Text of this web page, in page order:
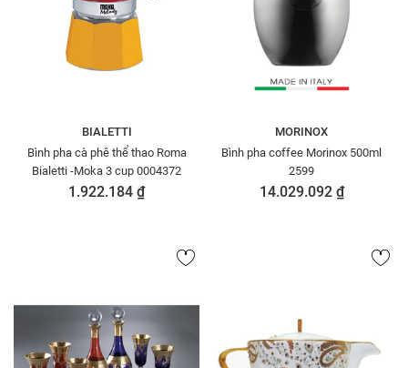
BIALETTI
Bình pha cà phê thể thao Roma
Bialetti -Moka 3 cup 0004372
1.922.184 ₫
MORINOX
Bình pha coffee Morinox 500ml
2599
14.029.092 ₫